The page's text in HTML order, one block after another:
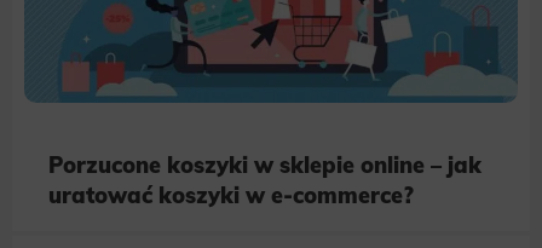
Porzucone koszyki w sklepie online – jak
uratować koszyki w e-commerce?